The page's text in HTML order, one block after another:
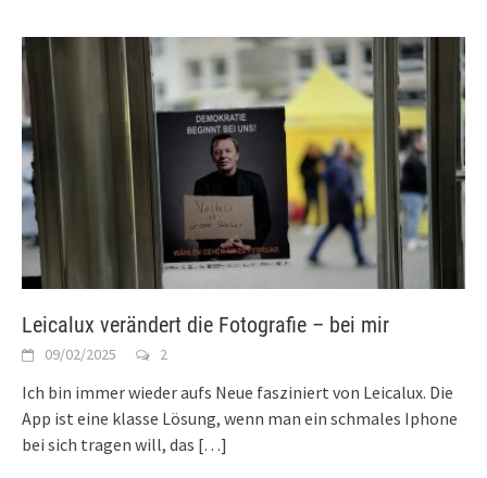
Leicalux verändert die Fotografie – bei mir
09/02/2025 2
Ich bin immer wieder aufs Neue fasziniert von Leicalux. Die
App ist eine klasse Lösung, wenn man ein schmales Iphone
bei sich tragen will, das […]